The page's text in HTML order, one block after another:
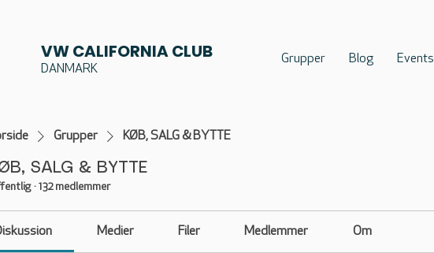
VW CALIFORNIA CLUB
DANMARK
Grupper Blog Events
Grupper KØB, SALG & BYTTE
SALG & BYTTE
· 132 medlemmer
Medier Filer Medlemmer Om